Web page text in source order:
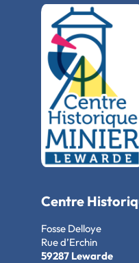
Centre
Fosse Delloye
Rue d’Erchin
59287 Lewarde